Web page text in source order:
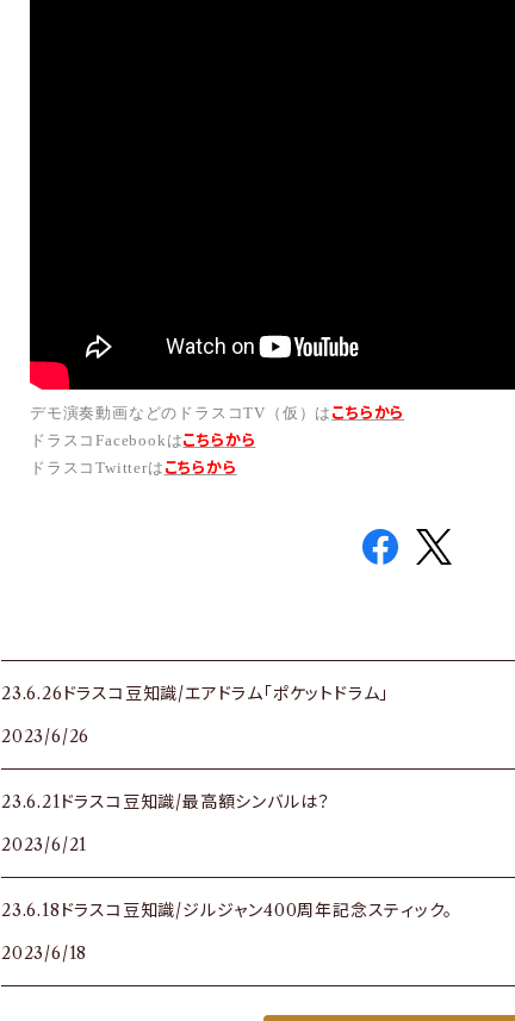
デモ演奏動画などのドラスコTV（仮）は こちらから
ドラスコFacebookはこちらから
ドラスコTwitterは こちらから
23.6.26ドラスコ豆知識/エアドラム「ポケットドラム」
2023/6/26
23.6.21ドラスコ豆知識/最高額シンバルは？
2023/6/21
23.6.18ドラスコ豆知識/ジルジャン400周年記念スティック。
2023/6/18